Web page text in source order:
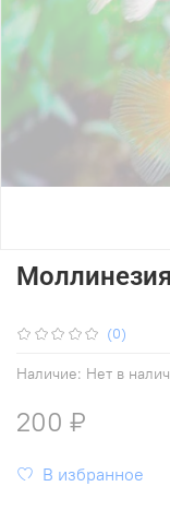
(0)
Наличие: Нет в
200 ₽
В избранное